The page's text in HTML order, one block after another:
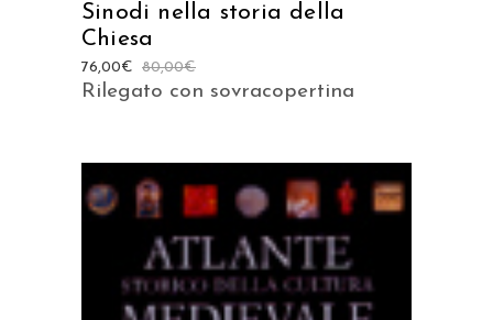
Sinodi nella storia della
Chiesa
80,00€
76,00€
Rilegato con sovracopertina